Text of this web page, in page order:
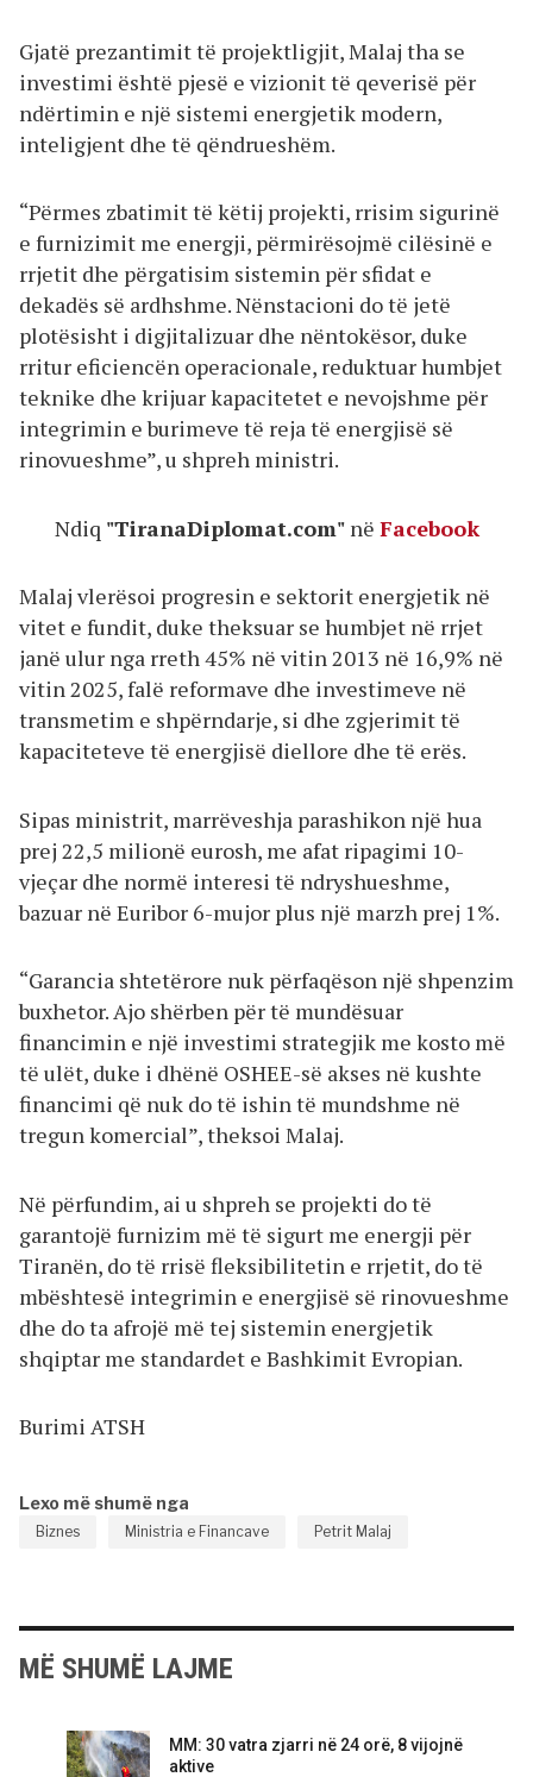
Gjatë prezantimit të projektligjit, Malaj tha se
investimi është pjesë e vizionit të qeverisë për
ndërtimin e një sistemi energjetik modern,
inteligjent dhe të qëndrueshëm.
“Përmes zbatimit të këtij projekti, rrisim sigurinë
e furnizimit me energji, përmirësojmë cilësinë e
rrjetit dhe përgatisim sistemin për sfidat e
dekadës së ardhshme. Nënstacioni do të jetë
plotësisht i digjitalizuar dhe nëntokësor, duke
rritur eficiencën operacionale, reduktuar humbjet
teknike dhe krijuar kapacitetet e nevojshme për
integrimin e burimeve të reja të energjisë së
rinovueshme”, u shpreh ministri.
Ndiq "TiranaDiplomat.com" në Facebook
Malaj vlerësoi progresin e sektorit energjetik në
vitet e fundit, duke theksuar se humbjet në rrjet
janë ulur nga rreth 45% në vitin 2013 në 16,9% në
vitin 2025, falë reformave dhe investimeve në
transmetim e shpërndarje, si dhe zgjerimit të
kapaciteteve të energjisë diellore dhe të erës.
Sipas ministrit, marrëveshja parashikon një hua
prej 22,5 milionë eurosh, me afat ripagimi 10-
vjeçar dhe normë interesi të ndryshueshme,
bazuar në Euribor 6-mujor plus një marzh prej 1%.
“Garancia shtetërore nuk përfaqëson një shpenzim
buxhetor. Ajo shërben për të mundësuar
financimin e një investimi strategjik me kosto më
të ulët, duke i dhënë OSHEE-së akses në kushte
financimi që nuk do të ishin të mundshme në
tregun komercial”, theksoi Malaj.
Në përfundim, ai u shpreh se projekti do të
garantojë furnizim më të sigurt me energji për
Tiranën, do të rrisë fleksibilitetin e rrjetit, do të
mbështesë integrimin e energjisë së rinovueshme
dhe do ta afrojë më tej sistemin energjetik
shqiptar me standardet e Bashkimit Evropian.
Burimi ATSH
Lexo më shumë nga
Biznes Ministria e Financave Petrit Malaj
MË SHUMË LAJME
MM: 30 vatra zjarri në 24 orë, 8 vijojnë
aktive